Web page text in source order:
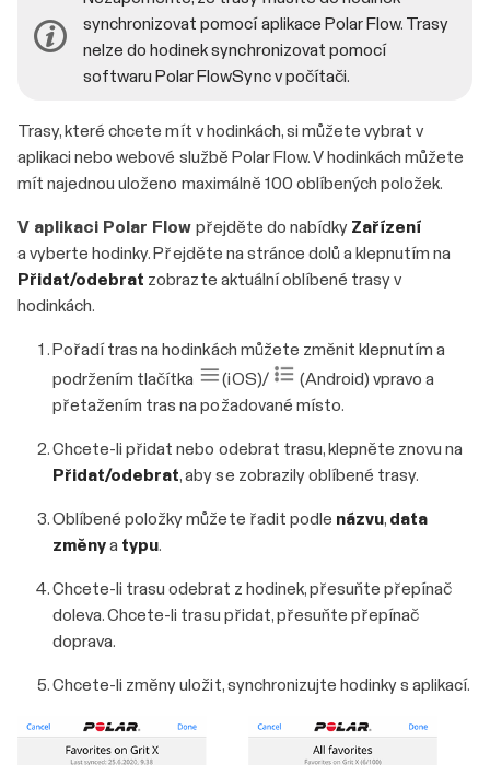
synchronizovat pomocí aplikace Polar Flow. Trasy
nelze do hodinek synchronizovat pomocí
softwaru Polar FlowSync v počítači.
Trasy, které chcete mít v hodinkách, si můžete vybrat v
aplikaci nebo webové službě Polar Flow. V hodinkách můžete
mít najednou uloženo maximálně 100 oblíbených položek.
V aplikaci Polar Flow přejděte do nabídky Zařízení
a vyberte hodinky. Přejděte na stránce dolů a klepnutím na
Přidat/odebrat zobrazte aktuální oblíbené trasy v
hodinkách.
Pořadí tras na hodinkách můžete změnit klepnutím a
podržením tlačítka
(iOS)/
(Android) vpravo a
přetažením tras na požadované místo.
Chcete-li přidat nebo odebrat trasu, klepněte znovu na
Přidat/odebrat, aby se zobrazily oblíbené trasy.
Oblíbené položky můžete řadit podle názvu, data
změnya typu.
Chcete-li trasu odebrat z hodinek, přesuňte přepínač
doleva. Chcete-li trasu přidat, přesuňte přepínač
doprava.
Chcete-li změny uložit, synchronizujte hodinky s aplikací.